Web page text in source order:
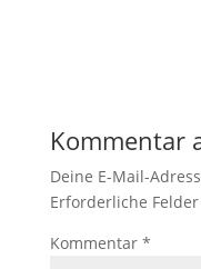
Kommentar
Deine E-Mail-
Erforderliche
Kommentar *